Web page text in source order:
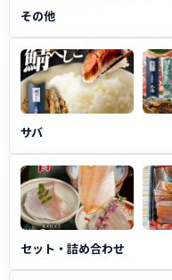
その他
サバ
セット・詰め合わせ